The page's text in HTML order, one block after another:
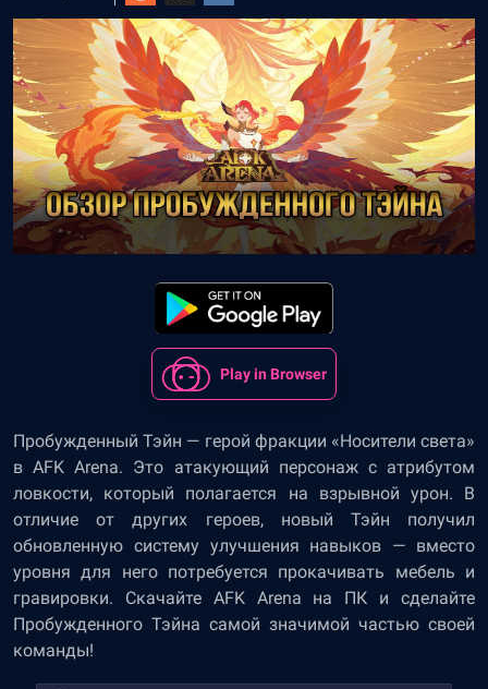
Play in Browser
Пробужденный Тэйн — герой фракции «Носители света»
в AFK Arena. Это атакующий персонаж с атрибутом
ловкости, который полагается на взрывной урон. В
отличие от других героев, новый Тэйн получил
обновленную систему улучшения навыков — вместо
уровня для него потребуется прокачивать мебель и
гравировки. Скачайте AFK Arena на ПК и сделайте
Пробужденного Тэйна самой значимой частью своей
команды!